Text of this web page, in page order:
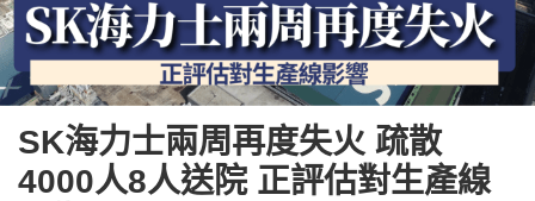
SK海力士兩周再度失火 疏散
4000人8人送院 正評估對生產線